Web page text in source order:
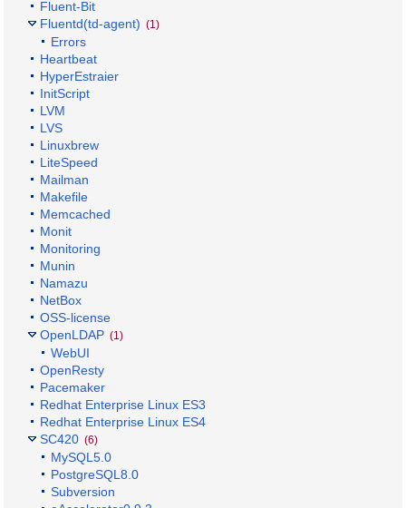
Fluent-Bit
Fluentd(td-agent) (1)
Errors
Heartbeat
HyperEstraier
InitScript
LVM
LVS
Linuxbrew
LiteSpeed
Mailman
Makefile
Memcached
Monit
Monitoring
Munin
Namazu
NetBox
OSS-license
OpenLDAP (1)
WebUI
OpenResty
Pacemaker
Redhat Enterprise Linux ES3
Redhat Enterprise Linux ES4
SC420 (6)
MySQL5.0
PostgreSQL8.0
Subversion